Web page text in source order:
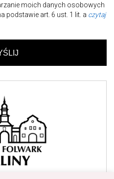
moich danych osobowych
podstawie art. 6 ust. 1 lit. a czytaj